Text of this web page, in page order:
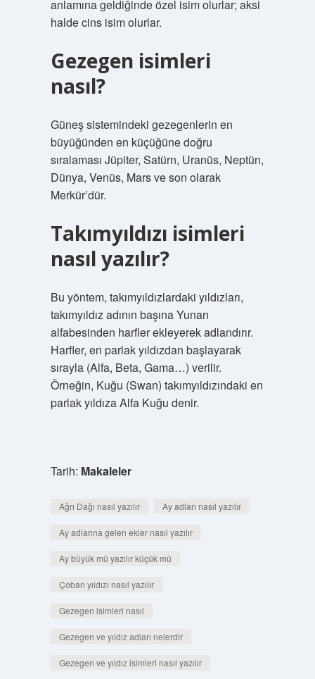
anlamına geldiğinde özel isim olurlar; aksi
halde cins isim olurlar.
Gezegen isimleri
nasıl?
Güneş sistemindeki gezegenlerin en
büyüğünden en küçüğüne doğru
sıralaması Jüpiter, Satürn, Uranüs, Neptün,
Dünya, Venüs, Mars ve son olarak
Merkür’dür.
Takımyıldızı isimleri
nasıl yazılır?
Bu yöntem, takımyıldızlardaki yıldızları,
takımyıldız adının başına Yunan
alfabesinden harfler ekleyerek adlandırır.
Harfler, en parlak yıldızdan başlayarak
sırayla (Alfa, Beta, Gama…) verilir.
Örneğin, Kuğu (Swan) takımyıldızındaki en
parlak yıldıza Alfa Kuğu denir.
Tarih: Makaleler
Ağrı Dağı nasıl yazılır Ay adları nasıl yazılır
Ay adlarına gelen ekler nasıl yazılır
Ay büyük mü yazılır küçük mü
Çoban yıldızı nasıl yazılır
Gezegen isimleri nasıl
Gezegen ve yıldız adları nelerdir
Gezegen ve yıldız isimleri nasıl yazılır